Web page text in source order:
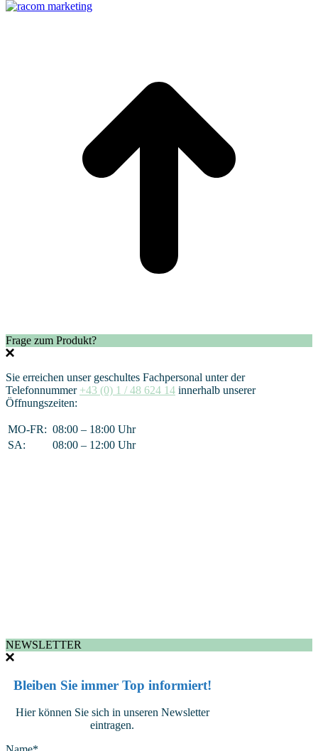
Frage zum Produkt?
Sie erreichen unser geschultes Fachpersonal unter der
Telefonnummer +43 (0) 1 / 48 624 14 innerhalb unserer
Öffnungszeiten:
MO-FR: 08:00 – 18:00 Uhr
SA:
08:00 – 12:00 Uhr
NEWSLETTER
Bleiben Sie immer Top informiert!
Hier können Sie sich in unseren Newsletter
eintragen.